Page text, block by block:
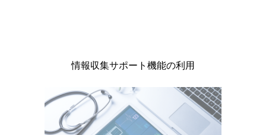
製品に関する注目コンテンツ
情報収集サポート機能の利用